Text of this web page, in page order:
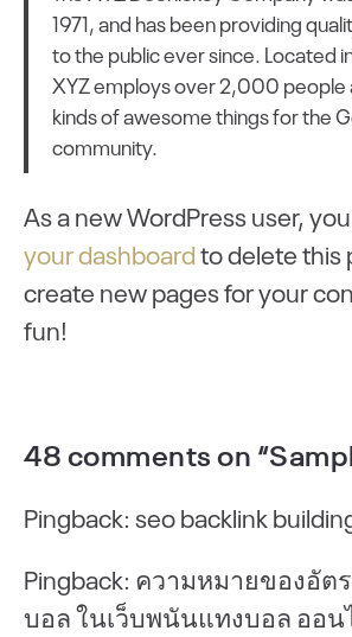
1971, and has been providing
to the public ever since. Located
XYZ employs over 2,000 people
kinds of awesome things for the
community.
As a new WordPress user,
your dashboardto delete this
create new pages for your
fun!
48 comments on
Pingback: seo backlink
Pingback: ความหมายของอัต
บอล ในเว็บพนันแทงบอล ออ